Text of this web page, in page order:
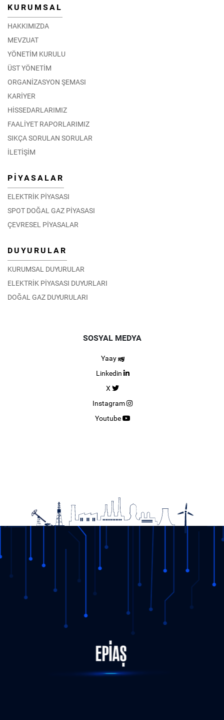
KURUMSAL
HAKKIMIZDA
MEVZUAT
YÖNETİM KURULU
ÜST YÖNETİM
ORGANİZASYON ŞEMASI
KARİYER
HİSSEDARLARIMIZ
FAALİYET RAPORLARIMIZ
SIKÇA SORULAN SORULAR
İLETİŞİM
PİYASALAR
ELEKTRİK PİYASASI
SPOT DOĞAL GAZ PİYASASI
ÇEVRESEL PİYASALAR
DUYURULAR
KURUMSAL DUYURULAR
ELEKTRİK PİYASASI DUYURLARI
DOĞAL GAZ DUYURULARI
SOSYAL MEDYA
Yaay
Linkedin
X
Instagram
Youtube